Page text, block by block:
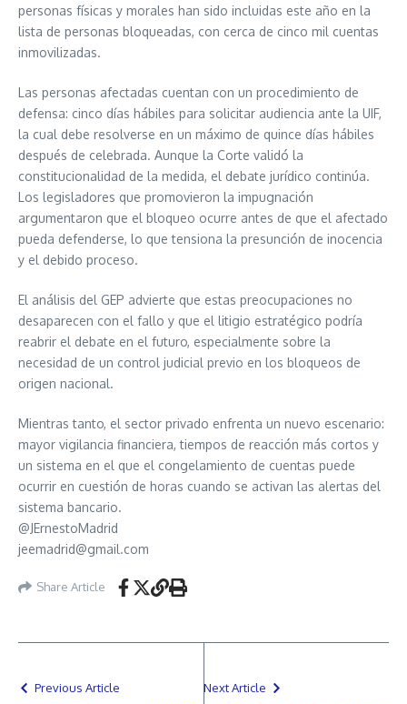
personas físicas y morales han sido incluidas este año en la
lista de personas bloqueadas, con cerca de cinco mil cuentas
inmovilizadas.
Las personas afectadas cuentan con un procedimiento de
defensa: cinco días hábiles para solicitar audiencia ante la UIF,
la cual debe resolverse en un máximo de quince días hábiles
después de celebrada. Aunque la Corte validó la
constitucionalidad de la medida, el debate jurídico continúa.
Los legisladores que promovieron la impugnación
argumentaron que el bloqueo ocurre antes de que el afectado
pueda defenderse, lo que tensiona la presunción de inocencia
y el debido proceso.
El análisis del GEP advierte que estas preocupaciones no
desaparecen con el fallo y que el litigio estratégico podría
reabrir el debate en el futuro, especialmente sobre la
necesidad de un control judicial previo en los bloqueos de
origen nacional.
Mientras tanto, el sector privado enfrenta un nuevo escenario:
mayor vigilancia financiera, tiempos de reacción más cortos y
un sistema en el que el congelamiento de cuentas puede
ocurrir en cuestión de horas cuando se activan las alertas del
sistema bancario.
@JErnestoMadrid
jeemadrid@gmail.com
Share Article
Previous Article Next Article